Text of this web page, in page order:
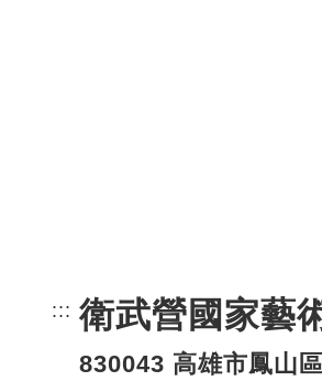
::: 頁尾網站資訊。
衛武營國家藝
830043 高雄市鳳山